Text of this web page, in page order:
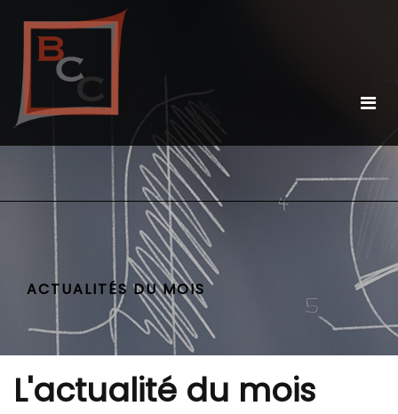
ACTUALITÉS DU MOIS
L'actualité du mois